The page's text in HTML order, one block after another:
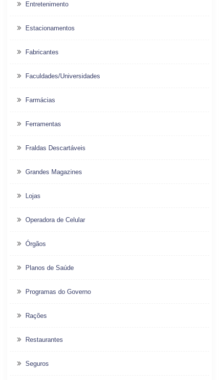
Entretenimento
Estacionamentos
Fabricantes
Faculdades/Universidades
Farmácias
Ferramentas
Fraldas Descartáveis
Grandes Magazines
Lojas
Operadora de Celular
Órgãos
Planos de Saúde
Programas do Governo
Rações
Restaurantes
Seguros